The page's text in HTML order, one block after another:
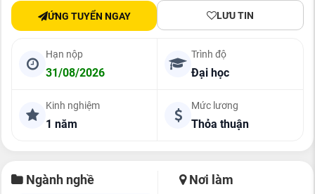
ỨNG TUYỂN NGAY LƯU TIN
Hạn nộp
31/08/2026
Trình độ
Đại học
Kinh nghiệm
1 năm
Mức lương
Thỏa thuận
Ngành nghề Nơi làm